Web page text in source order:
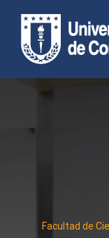
Abrir barra de
content
Facultad de